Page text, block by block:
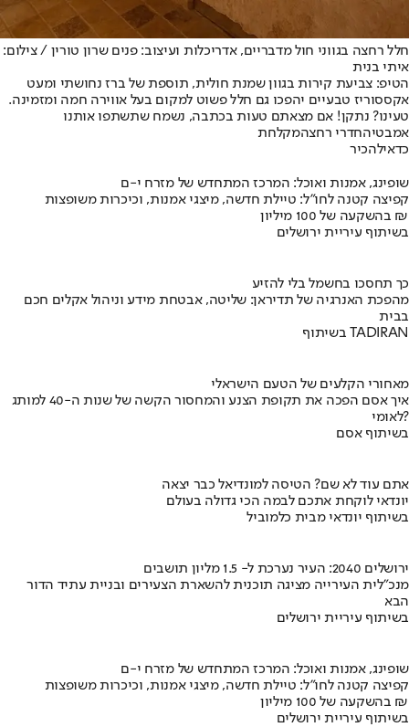
חלל רחצה בגווני חול מדבריים, אדריכלות ועיצוב: פנים שרון טורין / צילום:
איתי בנית
הטיפ: צביעת קירות בגוון שמנת חולית, תוספת של ברז נחושתי ומעט
אקססוריז טבעיים יהפכו גם חלל פשוט למקום בעל אווירה חמה ומזמינה.
טעינו? נתקן! אם מצאתם טעות בכתבה, נשמח שתשתפו אותנו
אמבטיהחדרי רחצהמקלחת
כדאילהכיר
שופינג, אמנות ואוכל: המרכז המתחדש של מזרח י-ם
קפיצה קטנה לחו"ל: טיילת חדשה, מיצגי אמנות, וכיכרות משופצות
בהשקעה של 100 מיליון ₪
בשיתוף עיריית ירושלים
כך תחסכו בחשמל בלי להזיע
מהפכת האנרגיה של תדיראן: שליטה, אבטחת מידע וניהול אקלים חכם
בבית
בשיתוף TADIRAN
מאחורי הקלעים של הטעם הישראלי
איך אסם הפכה את תקופת הצנע והמחסור הקשה של שנות ה-40 למותג
לאומי?
בשיתוף אסם
אתם עוד לא שם? הטיסה למונדיאל כבר יצאה
יונדאי לוקחת אתכם לבמה הכי גדולה בעולם
בשיתוף יונדאי מבית כלמוביל
ירושלים 2040: העיר נערכת ל- 1.5 מליון תושבים
מנכ"לית העירייה מציגה תוכנית להשארת הצעירים ובניית עתיד הדור
הבא
בשיתוף עיריית ירושלים
שופינג, אמנות ואוכל: המרכז המתחדש של מזרח י-ם
קפיצה קטנה לחו"ל: טיילת חדשה, מיצגי אמנות, וכיכרות משופצות
בהשקעה של 100 מיליון ₪
בשיתוף עיריית ירושלים